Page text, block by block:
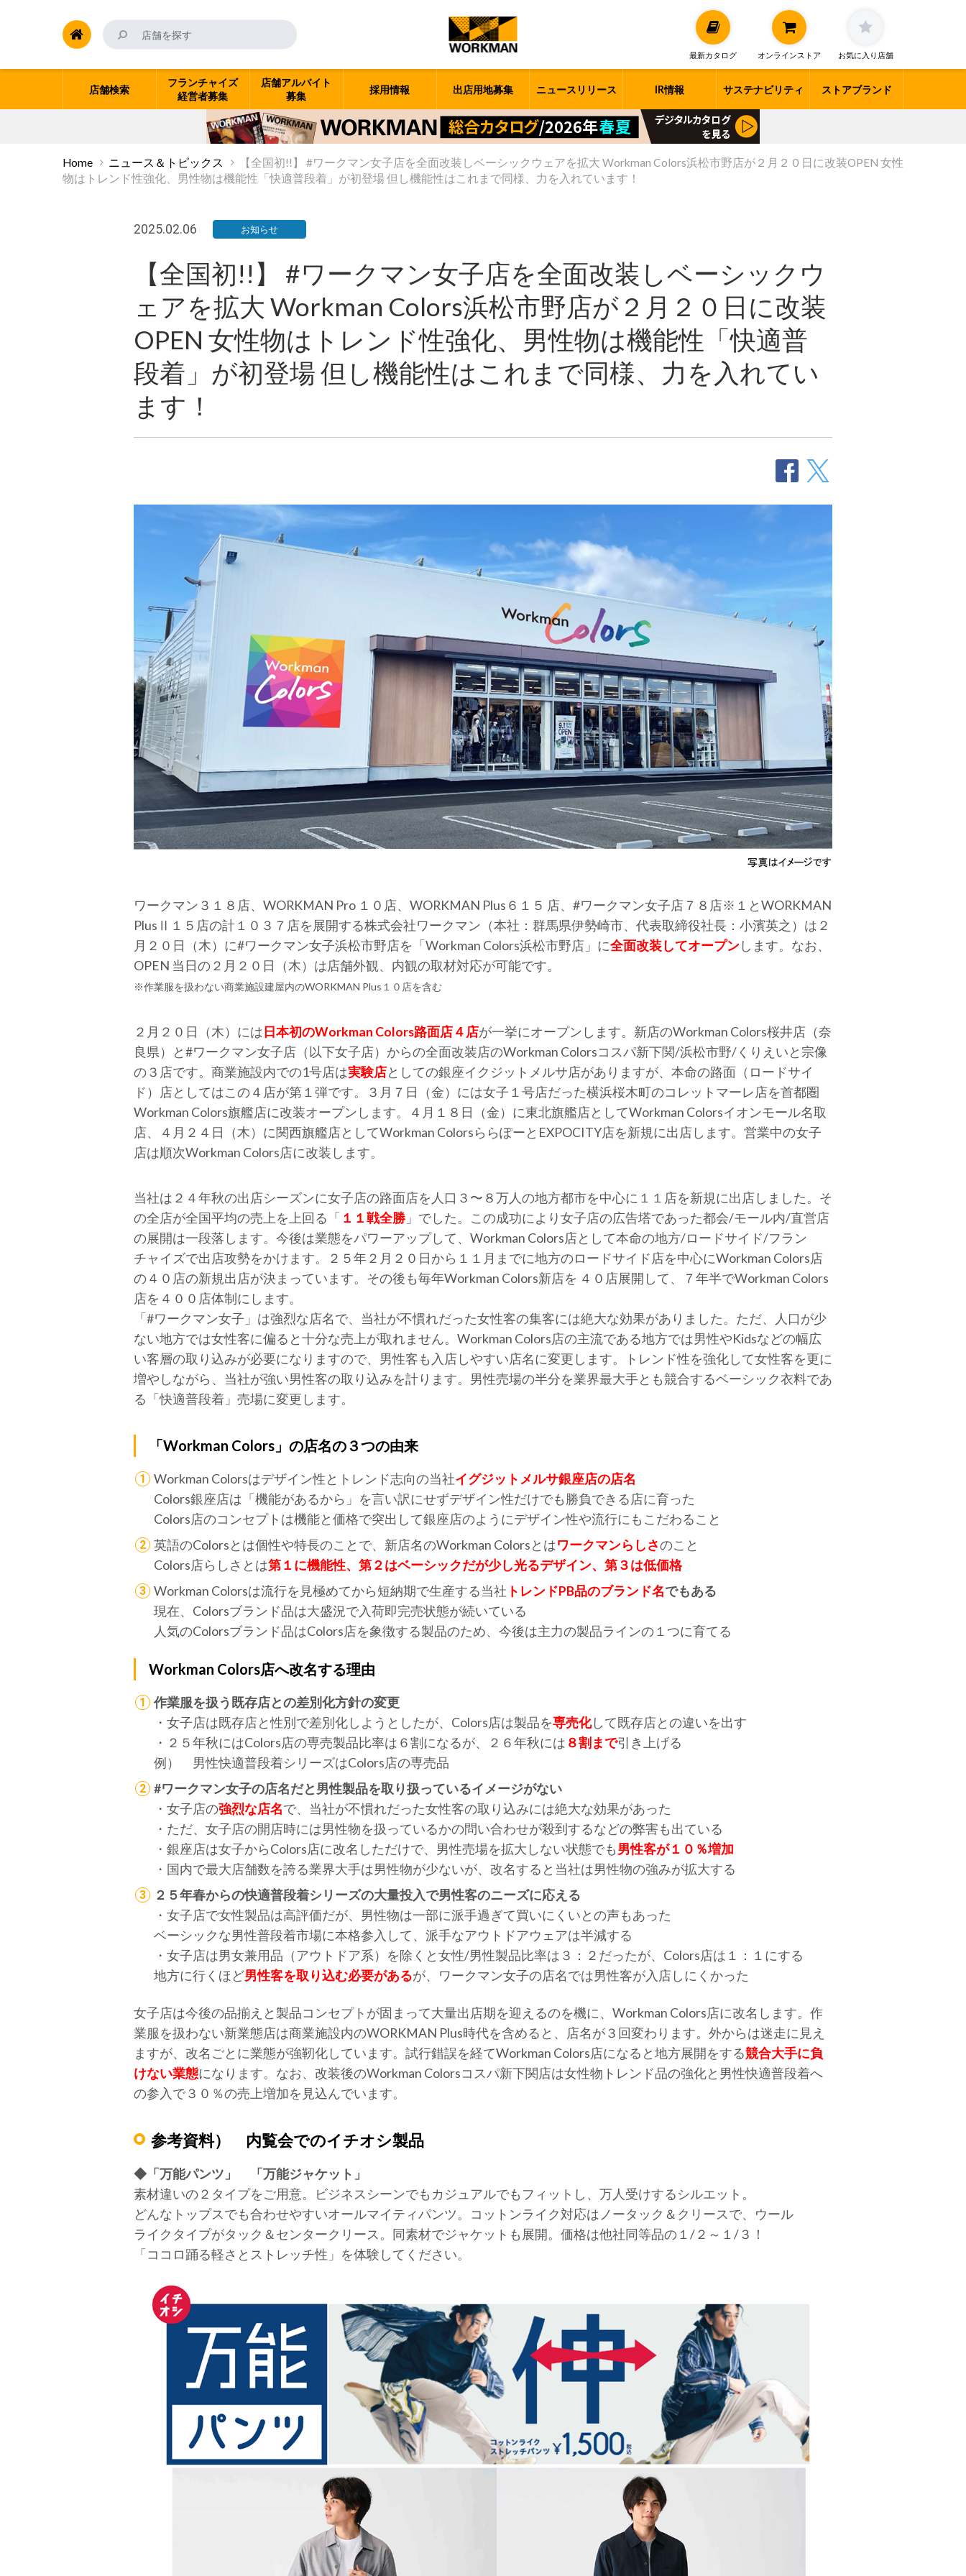
最新カタログ オンラインストア お気に入り店舗
フランチャイズ
経営者募集
店舗検索
店舗アルバイト
募集
採用情報 出店用地募集 ニュースリリース IR情報 サステナビリティ ストアブランド
Home ニュース＆トピックス
【全国初!!】 #ワークマン女子店を全面改装しベーシックウェアを拡大 Workman Colors浜松市野店が２月２０日に改装OPEN 女性
物はトレンド性強化、男性物は機能性「快適普段着」が初登場 但し機能性はこれまで同様、力を入れています！
2025.02.06 お知らせ
【全国初!!】 #ワークマン女子店を全面改装しベーシックウ
ェアを拡大 Workman Colors浜松市野店が２月２０日に改装
OPEN 女性物はトレンド性強化、男性物は機能性「快適普
段着」が初登場 但し機能性はこれまで同様、力を入れてい
ます！
ワークマン３１８店、WORKMAN Pro １０店、WORKMAN Plus６１５ 店、#ワークマン女子店７８店※１とWORKMAN
PlusⅡ１５店の計１０３７店を展開する株式会社ワークマン（本社：群馬県伊勢崎市、代表取締役社長：小濱英之）は２
月２０日（木）に#ワークマン女子浜松市野店を「Workman Colors浜松市野店」に全面改装してオープンします。なお、
OPEN 当日の２月２０日（木）は店舗外観、内観の取材対応が可能です。
※作業服を扱わない商業施設建屋内のWORKMAN Plus１０店を含む
２月２０日（木）には日本初のWorkman Colors路面店４店が一挙にオープンします。新店のWorkman Colors桜井店（奈
良県）と#ワークマン女子店（以下女子店）からの全面改装店のWorkman Colorsコスパ新下関/浜松市野/くりえいと宗像
の３店です。商業施設内での1号店は実験店としての銀座イクジットメルサ店がありますが、本命の路面（ロードサイ
ド）店としてはこの４店が第１弾です。３月７日（金）には女子１号店だった横浜桜木町のコレットマーレ店を首都圏
Workman Colors旗艦店に改装オープンします。４月１８日（金）に東北旗艦店としてWorkman Colorsイオンモール名取
店、４月２４日（木）に関西旗艦店としてWorkman ColorsららぽーとEXPOCITY店を新規に出店します。営業中の女子
店は順次Workman Colors店に改装します。
当社は２４年秋の出店シーズンに女子店の路面店を人口３〜８万人の地方都市を中心に１１店を新規に出店しました。そ
の全店が全国平均の売上を上回る「 １１戦全勝 」でした。この成功により女子店の広告塔であった都会/モール内/直営店
の展開は一段落します。今後は業態をパワーアップして、Workman Colors店として本命の地方/ロードサイド/フラン
チャイズで出店攻勢をかけます。２５年２月２０日から１１月までに地方のロードサイド店を中心にWorkman Colors店
の４０店の新規出店が決まっています。その後も毎年Workman Colors新店を ４０店展開して、７年半でWorkman Colors
店を４００店体制にします。
「#ワークマン女子」は強烈な店名で、当社が不慣れだった女性客の集客には絶大な効果がありました。ただ、人口が少
ない地方では女性客に偏ると十分な売上が取れません。Workman Colors店の主流である地方では男性やKidsなどの幅広
い客層の取り込みが必要になりますので、男性客も入店しやすい店名に変更します。トレンド性を強化して女性客を更に
増やしながら、当社が強い男性客の取り込みを計ります。男性売場の半分を業界最大手とも競合するベーシック衣料であ
る「快適普段着」売場に変更します。
「Workman Colors」の店名の３つの由来
Workman Colorsはデザイン性とトレンド志向の当社イグジットメルサ銀座店の店名
Colors銀座店は「機能があるから」を言い訳にせずデザイン性だけでも勝負できる店に育った
Colors店のコンセプトは機能と価格で突出して銀座店のようにデザイン性や流行にもこだわること
英語のColorsとは個性や特長のことで、新店名のWorkman Colorsとはワークマンらしさのこと
Colors店らしさとは第１に機能性、第２はベーシックだが少し光るデザイン、第３は低価格
Workman Colorsは流行を見極めてから短納期で生産する当社 トレンドPB品のブランド名でもある
現在、Colorsブランド品は大盛況で入荷即完売状態が続いている
人気のColorsブランド品はColors店を象徴する製品のため、今後は主力の製品ラインの１つに育てる
Workman Colors店へ改名する理由
作業服を扱う既存店との差別化方針の変更
・女子店は既存店と性別で差別化しようとしたが、Colors店は製品を専売化して既存店との違いを出す
・２５年秋にはColors店の専売製品比率は６割になるが、２６年秋には ８割まで引き上げる
例） 男性快適普段着シリーズはColors店の専売品
#ワークマン女子の店名だと男性製品を取り扱っているイメージがない
・女子店の強烈な店名で、当社が不慣れだった女性客の取り込みには絶大な効果があった
・ただ、女子店の開店時には男性物を扱っているかの問い合わせが殺到するなどの弊害も出ている
・銀座店は女子からColors店に改名しただけで、男性売場を拡大しない状態でも男性客が１０％増加
・国内で最大店舗数を誇る業界大手は男性物が少ないが、改名すると当社は男性物の強みが拡大する
２５年春からの快適普段着シリーズの大量投入で男性客のニーズに応える
・女子店で女性製品は高評価だが、男性物は一部に派手過ぎて買いにくいとの声もあった
ベーシックな男性普段着市場に本格参入して、派手なアウトドアウェアは半減する
・女子店は男女兼用品（アウトドア系）を除くと女性/男性製品比率は３：２だったが、Colors店は１：１にする
地方に行くほど男性客を取り込む必要があるが、ワークマン女子の店名では男性客が入店しにくかった
女子店は今後の品揃えと製品コンセプトが固まって大量出店期を迎えるのを機に、Workman Colors店に改名します。作
業服を扱わない新業態店は商業施設内のWORKMAN Plus時代を含めると、店名が３回変わります。外からは迷走に見え
ますが、改名ごとに業態が強靭化しています。試行錯誤を経てWorkman Colors店になると地方展開をする競合大手に負
けない業態になります。なお、改装後のWorkman Colorsコスパ新下関店は女性物トレンド品の強化と男性快適普段着へ
の参入で３０％の売上増加を見込んでいます。
参考資料） 内覧会でのイチオシ製品
◆「万能パンツ」 「万能ジャケット」
素材違いの２タイプをご用意。ビジネスシーンでもカジュアルでもフィットし、万人受けするシルエット。
どんなトップスでも合わせやすいオールマイティパンツ。コットンライク対応はノータック＆クリースで、ウール
ライクタイプがタック＆センタークリース。同素材でジャケットも展開。価格は他社同等品の１/２～１/３！
「ココロ踊る軽さとストレッチ性」を体験してください。